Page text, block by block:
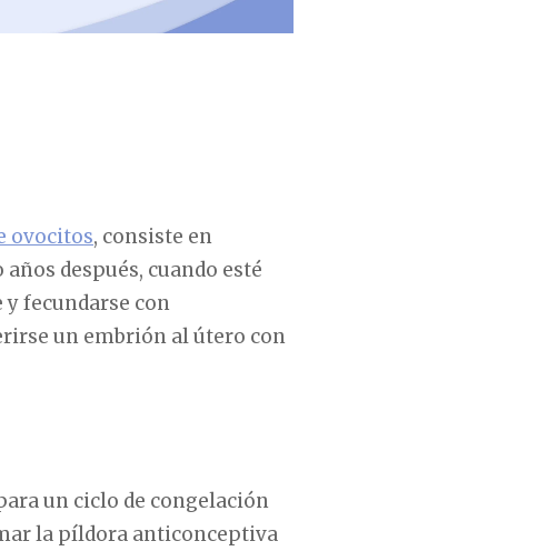
ovocitos, consiste en
después, cuando esté
y fecundarse con
un embrión al útero con
un ciclo de congelación
la píldora anticonceptiva